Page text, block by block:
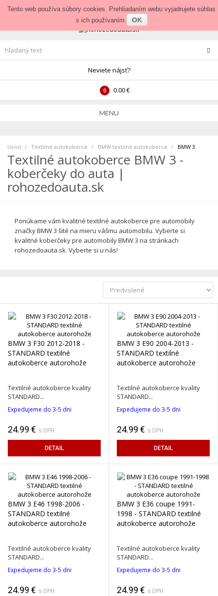
Prihlásenie • Veľkoobchod
Neviete nájsť?
0 0.00 €
MENU
Úvod Textilné autokoberce BMW textilné autokoberce BMW 3
Textilné autokoberce BMW 3 -
koberčeky do auta |
rohozedoauta.sk
Ponúkame vám kvalitné textilné autokoberce pre automobily
značky BMW 3 šité na mieru vášmu automobilu. Vyberte si
kvalitné koberčeky pre automobily BMW 3 na stránkach
rohozedoauta.sk. Vyberte si u nás!
BMW 3 F30 2012-2018 -
STANDARD textilné
autokoberce autorohože
Textilné autokoberce kvality
STANDARD...
Expedujeme do 3-5 dni
24.99 € s DPH
DETAIL
BMW 3 E90 2004-2013 -
STANDARD textilné
autokoberce autorohože
Textilné autokoberce kvality
STANDARD...
Expedujeme do 3-5 dni
24.99 € s DPH
DETAIL
BMW 3 E46 1998-2006 -
STANDARD textilné
autokoberce autorohože
Textilné autokoberce kvality
STANDARD...
Expedujeme do 3-5 dni
24.99 € s DPH
BMW 3 E36 coupe 1991-
1998 - STANDARD textilné
autokoberce autorohože
Textilné autokoberce kvality
STANDARD...
Expedujeme do 3-5 dni
24.99 € s DPH
Tento web používa súbory cookies. Prehliadaním webu vyjadrujete súhlas
s ich používaním.
OK